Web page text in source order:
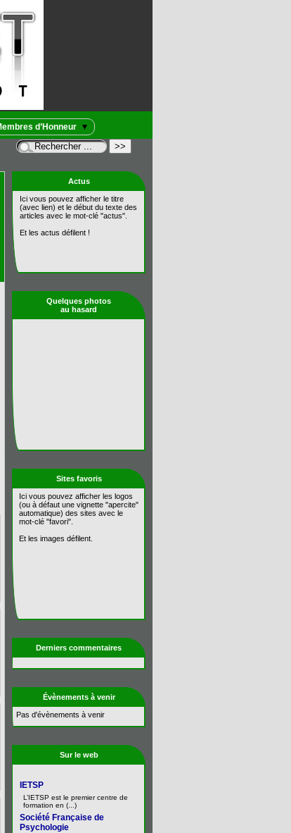
d’Honneur
Actus
Ici vous pouvez afficher le titre
(avec lien) et le début du texte des
articles avec le mot-clé "actus".
Et les actus défilent !
Quelques photos
au hasard
Sites favoris
Ici vous pouvez afficher les logos
(ou à défaut une vignette "apercite"
automatique) des sites avec le
mot-clé "favori".
Et les images défilent.
Derniers commentaires
Évènements à venir
Pas d'évènements à venir
Sur le web
IETSP
L’IETSP est le premier centre de
formation en (...)
Société Française de
Psychologie